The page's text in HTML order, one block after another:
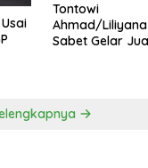
Tontowi
Ahmad/
Sabet Gelar